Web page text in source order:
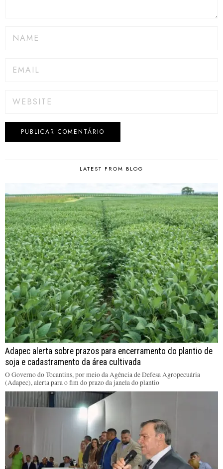
LATEST FROM BLOG
Adapec alerta sobre prazos para encerramento do plantio de
soja e cadastramento da área cultivada
O Governo do Tocantins, por meio da Agência de Defesa Agropecuária
(Adapec), alerta para o fim do prazo da janela do plantio